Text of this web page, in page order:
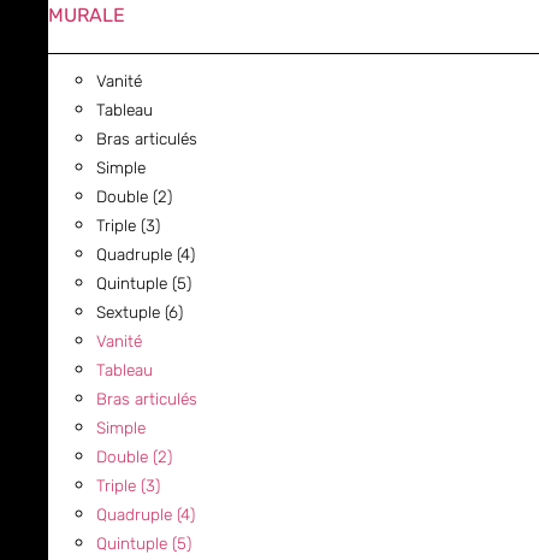
MURALE
Vanité
Tableau
Bras articulés
Simple
Double (2)
Triple (3)
Quadruple (4)
Quintuple (5)
Sextuple (6)
Vanité
Tableau
Bras articulés
Simple
Double (2)
Triple (3)
Quadruple (4)
Quintuple (5)